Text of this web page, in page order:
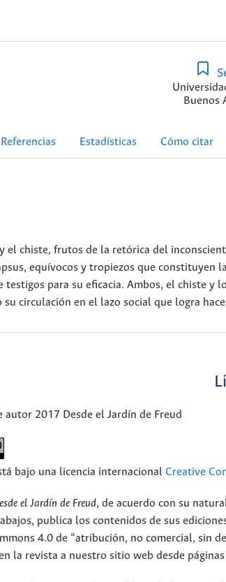
Buenos
Referencias Estadísticas Cómo citar
y el chiste, frutos de la retórica del
equívocos y tropiezos que constituyen
testigos para su eficacia. Ambos, el chiste
su circulación en el lazo social que logra
autor 2017 Desde el Jardín de Freud
bajo una licencia internacional Creative
el Jardín de Freud, de acuerdo con su
publica los contenidos de sus
4.0 de “atribución, no comercial, sin
la revista a nuestro sitio web desde